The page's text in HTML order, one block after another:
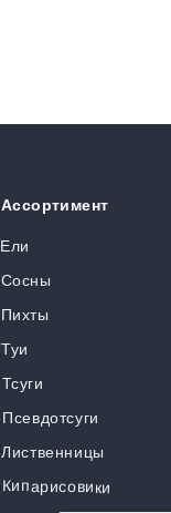
Ели
Ассортимент
Сосны
Пихты
Туи
Тсуги
Псевдотсуги
Лиственницы
Кипарисовики